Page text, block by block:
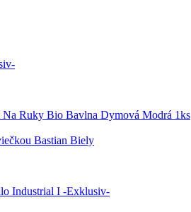
Na Ruky Bio Bavlna Dymová Modrá 1ks
Bastian Biely
Industrial I -Exklusiv-